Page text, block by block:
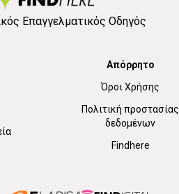
Επαγγελματικός Οδηγός
Απόρρητο
Όροι Χρήσης
Πολιτική προστασίας
δεδομένων
Findhere